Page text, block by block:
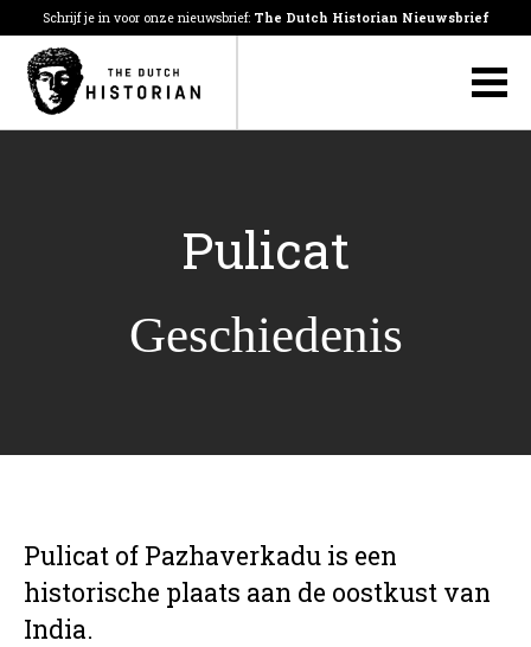
Schrijf je in voor onze nieuwsbrief: The Dutch Historian Nieuwsbrief
Pulicat
Geschiedenis
Pulicat of Pazhaverkadu is een
historische plaats aan de oostkust van
India.